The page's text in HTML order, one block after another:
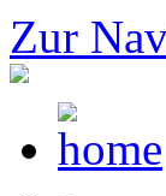
Zur